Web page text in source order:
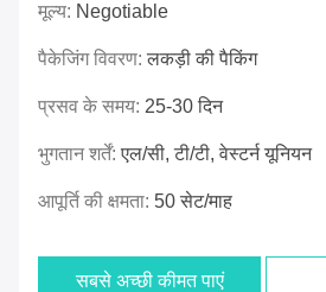
मूल्य: Negotiable
पैकेजिंग विवरण:लकड़ी की पैकिंग
प्रसव के समय: 25-30 दिन
भुगतान शर्तें:एल/सी, टी/टी, वेस्टर्न यूनियन
आपूर्ति की क्षमता: 50 सेट/माह
सबसे अच्छी कीमत पाएं